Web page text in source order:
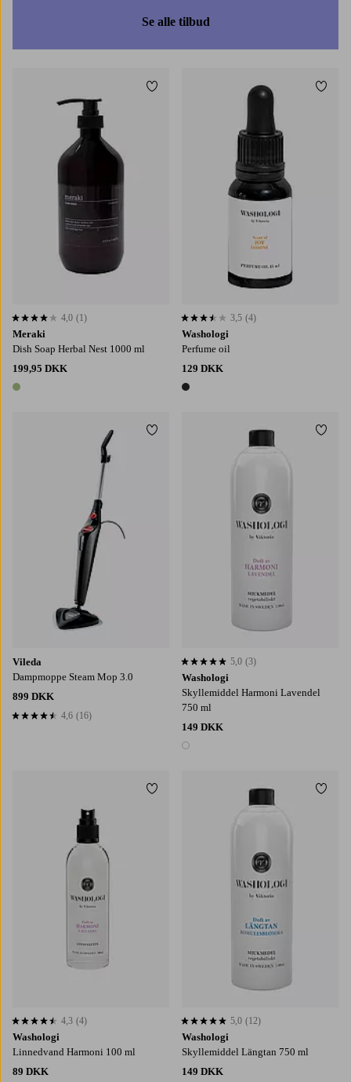
Se alle tilbud
Meraki
Dish Soap Herbal Nest 1000 ml
199,95 DKK
1 farve
4,0 baseret på 1 bedømmelser
4,0 (1)
Tilføj til favoritter
Washologi
Perfume oil
129 DKK
1 farve
3,5 baseret på 4 bedømmelser
3,5 (4)
Vileda
Dampmoppe Steam Mop 3.0
899 DKK
4,6 baseret på 16 bedømmelser
4,6 (16)
Tilføj til favoritter
Washologi
Skyllemiddel Harmoni Lavendel
750 ml
149 DKK
1 farve
5,0 baseret på 3 bedømmelser
5,0 (3)
Washologi
Linnedvand Harmoni 100 ml
89 DKK
4,3 baseret på 4 bedømmelser
4,3 (4)
Tilføj til favoritter
Washologi
Skyllemiddel Längtan 750 ml
149 DKK
5,0 baseret på 12 bedømmelser
5,0 (12)